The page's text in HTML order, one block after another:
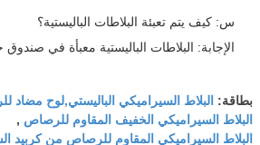
س: كيف يتم تعبئة البلاطات الباليستية؟
الإجابة: البلاطات الباليستية معبأة في
بطاقة: البلاط السيراميكي الباليستي,لوح مضاد
البلاط السيراميكي الخفيف المقاوم للرصاص ,
البلاط السيراميكي المقاوم للرصاص من كربيد